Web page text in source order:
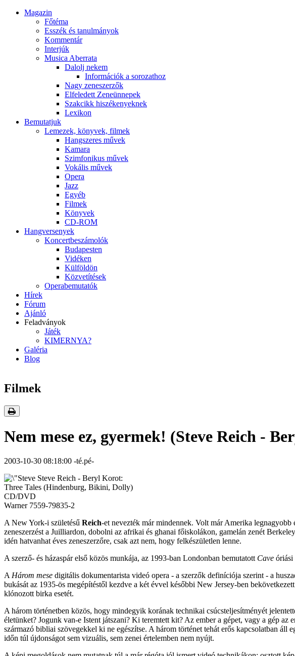
Magazin
Főtéma
Esszék és tanulmányok
Kommentár
Interjúk
Musica Aberrata
Dalolj nekem
Információk a sorozathoz
Nagy zeneszerzők
Elfeledett Zeneünnepek
Szakcikk hiszékenyeknek
Lexikon
Bemutatjuk
Lemezek, könyvek, filmek
Hangszeres művek
Kamara
Szimfonikus művek
Vokális művek
Opera
Jazz
Egyéb
Filmek
Könyvek
CD-ROM
Hangversenyek
Koncertbeszámolók
Budapesten
Vidéken
Külföldön
Közvetítések
Operabemutatók
Hírek
Fórum
Ajánló
Feladványok
Játék
KIMERNYA?
Galéria
Blog
Filmek
Nem mese ez, gyermek! (Steve Reich -
2003-10-30 08:18:00 -té.pé-
Steve Reich - Beryl Korot:
Three Tales (Hindenburg, Bikini, Dolly)
CD/DVD
Warner 7559-79835-2
A New York-i születésű Reich-et nevezték már mindennek. Volt már Amerika
zeneszerzést a Juilliardon, dobolni az afrikai és ghanai főiskolákon, gamelán zenét
idén hatvanhat éves zeneszerzőre, csak azt nem, hogy felkészületlen lenne.
A szerző- és házaspár első közös munkája, az 1993-ban Londonban bemutatott Cave óriási
AHárom mese digitális dokumentarista videó opera - a szerzők definíciója szerint - a
bukását az 1935-ös megépítéstől kezdve a két évvel későbbi New Jersey-ben
klónozott birka esetét.
A három történetben közös, hogy mindegyik korának technikai csúcsteljesítményét
életünket? Jogunk van-e Istent játszani? Ki teremtett kit? Az ember a gépet, vagy a gép
származó bibliai szövegekkel ki ne egészítse. A három történet tehát erős kapcsolatban
időn túl újdonságot sem vizuális, sem zenei értelemben nem nyújt.